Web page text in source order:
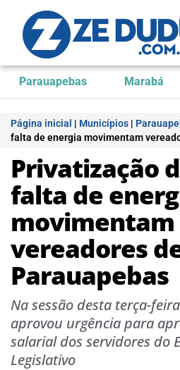
Parauapebas Marabá
Página inicial | Municípios |
falta de energia movimentam
Privatização
falta de
movimentam
vereadores
Parauapebas
Na sessão desta terça-
aprovou urgência para
salarial dos servidores do
Legislativo